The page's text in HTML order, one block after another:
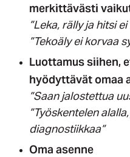
merkittävästi
”Leka, rälly ja hitsi ei
”Tekoäly ei korvaa
Luottamus siihen,
hyödyttävät omaa
”Saan jalostettua
”Työskentelen
diagnostiikkaa”
Oma asenne